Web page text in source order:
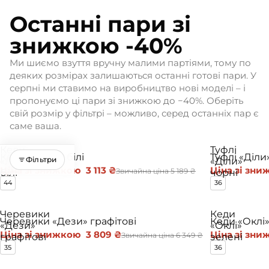
зонне
Зимов
Матеріа
л і
цінності
не
взуття
взуття
Колаб
Останні пари зі
знижкою -40%
Ми шиємо взуття вручну малими партіями, тому по
деяких розмірах залишаються останні готові пари. У
серпні ми ставимо на виробництво нові моделі – і
пропонуємо ці пари зі знижкою до −40%. Оберіть
свій розмір у фільтрі – можливо, серед останніх пар є
саме ваша.
Фільтри
Кеди
«Леби»
білі
−40%
Кеди «Леби» білі
Ціна зі знижкою 3 113 ₴Звичайна ціна5 189 ₴
44
Туфлі
«Діли»
чорні
−40%
Туфлі
Ціна зі
36
Черевики
«Дези»
графітові
−40%
Черевики «Дези» графітові
Ціна зі знижкою 3 809 ₴Звичайна ціна6 349 ₴
35
Кеди
«Оклі»
зелені
−40%
Кеди
Ціна зі
36